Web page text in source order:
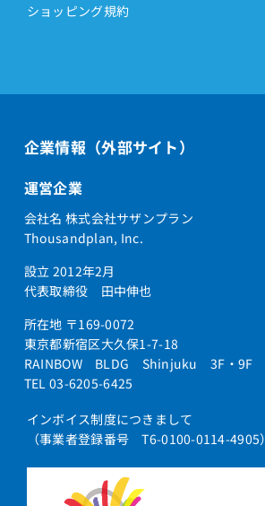
ショッピング規約
企業情報（外部サイト）
運営企業
会社名 株式会社サザンプラン
Thousandplan, Inc.
設立 2012年2月
代表取締役 田中伸也
所在地 〒169-0072
東京都新宿区大久保1-7-18
RAINBOW BLDG Shinjuku 3F・9F
TEL 03-6205-6425
インボイス制度につきまして
（事業者登録番号 T6-0100-0114-4905）